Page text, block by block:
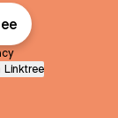
Linktree